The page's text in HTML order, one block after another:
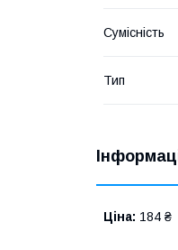
Сумісність
Тип
Ціна: 184 ₴